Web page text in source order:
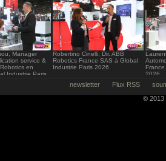
Manager
service &
en
Industrie Paris
Robertino Cinelli, Dir. ABB
Robotics France SAS à Global
Industrie Paris 2026
2026
newsletter Flux RSS
© 2013